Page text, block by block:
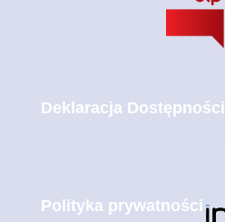
Deklaracja Dostępności
Polityka prywatności